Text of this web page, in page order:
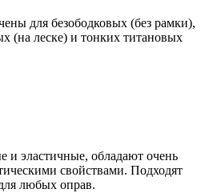
для безободковых (без рамки),
(на леске) и тонких титановых
и эластичные, обладают очень
свойствами. Подходят
любых оправ.